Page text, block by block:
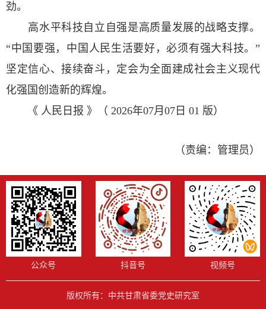
劲。
高水平科技自立自强是高质量发展的战略支撑。
“中国要强，中国人民生活要好，必须有强大科技。”
坚定信心、接续奋斗，定会为全面建成社会主义现代
化强国创造新的辉煌。
《 人民日报 》（ 2026年07月07日 01 版）
（责编：管理员）
公众号 抖音号 视频号
版权所有：中共甘肃省委党史研究室